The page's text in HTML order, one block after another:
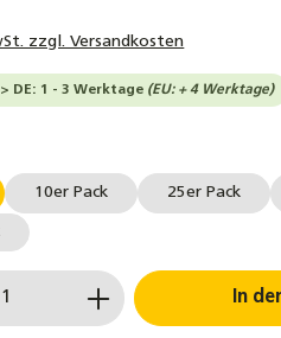
zzgl. Versandkosten
DE: 1 - 3 Werktage (EU: + 4 Werktage)
10er Pack 25er Pack
Gib den In